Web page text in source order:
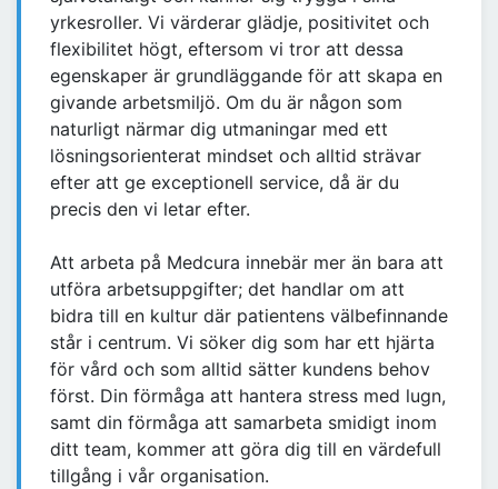
yrkesroller. Vi värderar glädje, positivitet och
flexibilitet högt, eftersom vi tror att dessa
egenskaper är grundläggande för att skapa en
givande arbetsmiljö. Om du är någon som
naturligt närmar dig utmaningar med ett
lösningsorienterat mindset och alltid strävar
efter att ge exceptionell service, då är du
precis den vi letar efter.
Att arbeta på Medcura innebär mer än bara att
utföra arbetsuppgifter; det handlar om att
bidra till en kultur där patientens välbefinnande
står i centrum. Vi söker dig som har ett hjärta
för vård och som alltid sätter kundens behov
först. Din förmåga att hantera stress med lugn,
samt din förmåga att samarbeta smidigt inom
ditt team, kommer att göra dig till en värdefull
tillgång i vår organisation.